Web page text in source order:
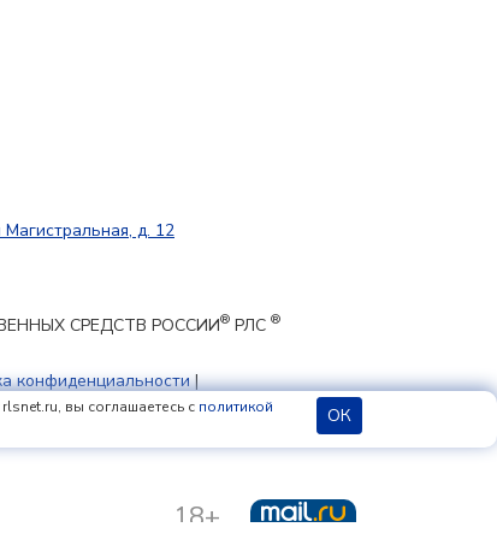
д. 12
СРЕДСТВ РОССИИ® РЛС ®
конфиденциальности|
18+
вы соглашаетесь с политикой
ОК